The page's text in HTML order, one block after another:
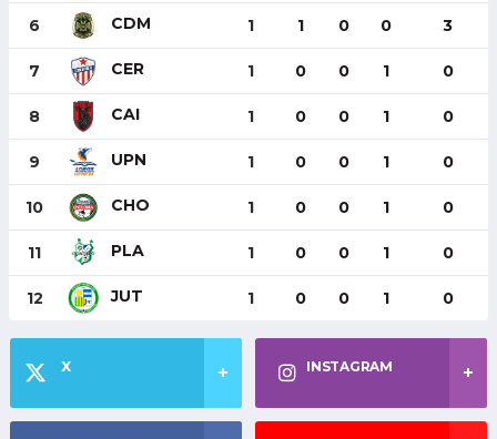
6 CDM 1 1 0 0 3
7 CER 1 0 0 1 0
8 CAI 1 0 0 1 0
9 UPN 1 0 0 1 0
10 CHO 1 0 0 1 0
11 PLA 1 0 0 1 0
12 JUT 1 0 0 1 0
X INSTAGRAM